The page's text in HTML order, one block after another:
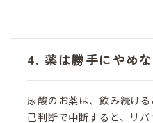
4. 薬は勝手にやめ
尿酸のお薬は、飲み続け
己判断で中断すると、リ